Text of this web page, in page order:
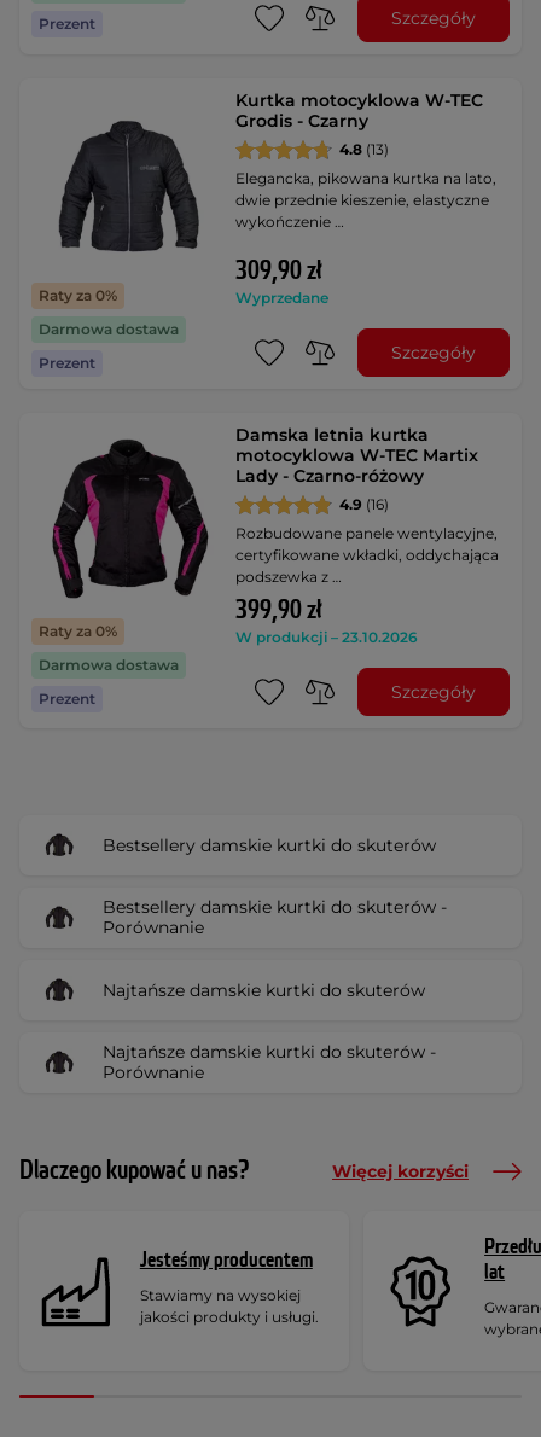
Prezent Szczegóły
Raty za 0%
Darmowa dostawa
Prezent
Kurtka motocyklowa W-TEC
Grodis - Czarny
4.8 (13)
Elegancka, pikowana kurtka na lato,
dwie przednie kieszenie, elastyczne
wykończenie …
309,90 zł
Wyprzedane
Szczegóły
Raty za 0%
Darmowa dostawa
Prezent
Damska letnia kurtka
motocyklowa W-TEC Martix
Lady - Czarno-różowy
4.9 (16)
Rozbudowane panele wentylacyjne,
certyfikowane wkładki, oddychająca
podszewka z …
399,90 zł
W produkcji – 23.10.2026
Szczegóły
Bestsellery damskie kurtki do skuterów
Bestsellery damskie kurtki do skuterów -
Porównanie
Najtańsze damskie kurtki do skuterów
Najtańsze damskie kurtki do skuterów -
Porównanie
Dlaczego kupować u nas? Więcej korzyści
Jesteśmy producentem
Stawiamy na wysokiej
jakości produkty i usługi.
lat